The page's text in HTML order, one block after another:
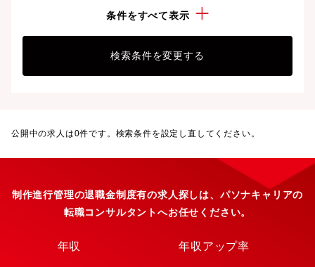
退職金制度有条件をすべて表示
検索条件を変更する
公開中の求人は0件です。検索条件を設定し直してください。
制作進行管理の退職金制度有の求人探しは、パソナキャリアの
転職コンサルタントへお任せください。
年収 年収アップ率